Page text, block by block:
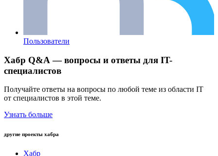
Пользователи
Хабр Q&A — вопросы и ответы для IT-
специалистов
Получайте ответы на вопросы по любой теме из области IT
от специалистов в этой теме.
Узнать больше
другие проекты хабра
Хабр